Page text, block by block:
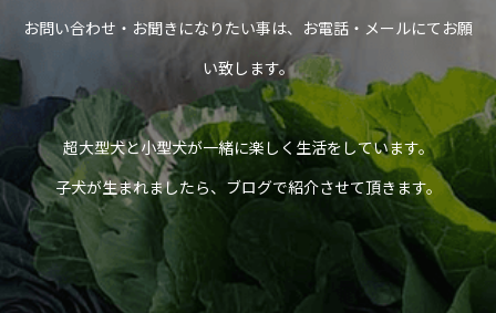
お問い合わせ・お聞きになりたい事は、お電話・メールにてお願
い致します。
超大型犬と小型犬が一緒に楽しく生活をしています。
子犬が生まれましたら、ブログで紹介させて頂きます。